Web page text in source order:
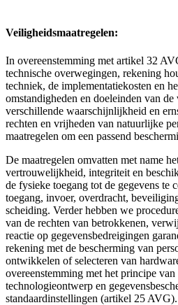
Veiligheidsmaatregelen:
In overeenstemming met artikel 32
technische overwegingen, rekening
techniek, de implementatiekosten en
omstandigheden en doeleinden van
verschillende waarschijnlijkheid en
rechten en vrijheden van natuurlijke
maatregelen om een ​​passend
De maatregelen omvatten met name
vertrouwelijkheid, integriteit en
de fysieke toegang tot de gegevens te
toegang, invoer, overdracht,
scheiding. Verder hebben we
van de rechten van betrokkenen,
reactie op gegevensbedreigingen
rekening met de bescherming van
ontwikkelen of selecteren van
overeenstemming met het principe
technologieontwerp en
standaardinstellingen (artikel 25 AVG).